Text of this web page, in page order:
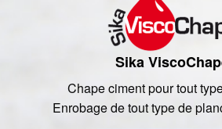
Sika
Chape ciment pour tout
Enrobage de tout type de